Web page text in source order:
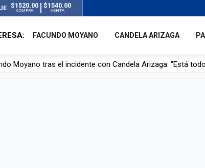
$1520.00
COMPRA
$1540.00
VENTA
FACUNDO MOYANO CANDELA ARIZAGA
Moyano tras el incidente con Candela Arizaga: "Está todo
Brasil no enviará a su embajador a Buenos Aires tras el